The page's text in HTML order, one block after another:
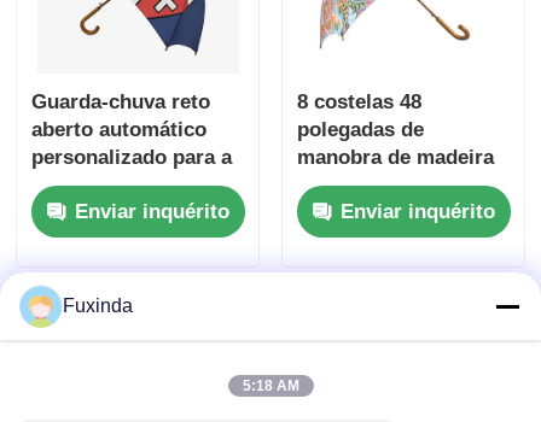
Guarda-chuva reto
aberto automático
personalizado para a
escola internacional
de LoyolaEnviar inquérito
8 costelas 48
polegadas de
manobra de madeira
guarda-chuvas 210T
Pongee Canopy para
promoção
Enviar inquérito
Fuxinda
5:18 AM